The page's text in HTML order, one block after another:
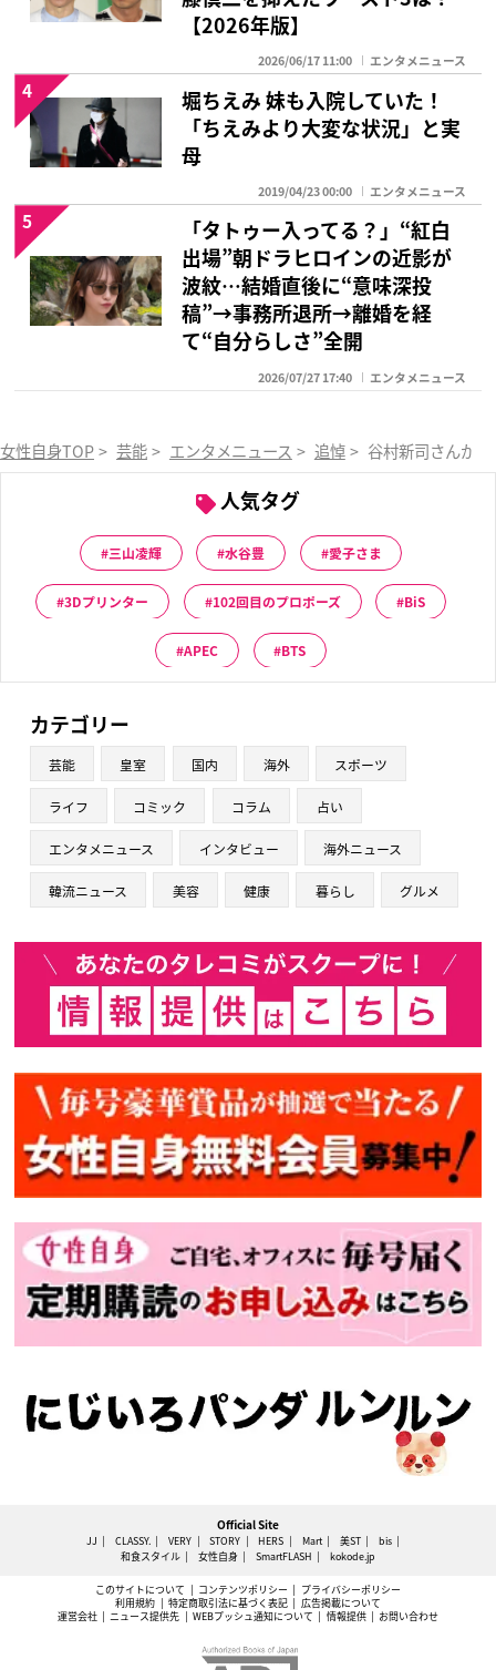
【2026年版】
2026/06/17 11:00 エンタメニュース
堀ちえみ 妹も入院していた！
「ちえみより大変な状況」と実
母
2019/04/23 00:00 エンタメニュース
4
「タトゥー入ってる？」“紅白
出場”朝ドラヒロインの近影が
波紋…結婚直後に“意味深投
稿”→事務所退所→離婚を経
て“自分らしさ”全開
2026/07/27 17:40 エンタメニュース
5
女性自身TOP > 芸能 > エンタメニュース > 追悼 > 谷村新司さんが
人気タグ
三山凌輝 水谷豊 愛子さま
3Dプリンター 102回目のプロポーズ BiS
APEC BTS
カテゴリー
芸能 皇室 国内 海外 スポーツ
ライフ コミック コラム 占い
エンタメニュース インタビュー 海外ニュース
韓流ニュース 美容 健康 暮らし グルメ
Official Site
JJ CLASSY. VERY STORY HERS Mart 美ST
bis
和食スタイル
女性自身 SmartFLASH kokode.jp
このサイトについて コンテンツポリシー
プライバシーポリシー
利用規約
特定商取引法に基づく表記
広告掲載について
運営会社
ニュース提供先 WEBプッシュ通知について 情報提供 お問い合わせ